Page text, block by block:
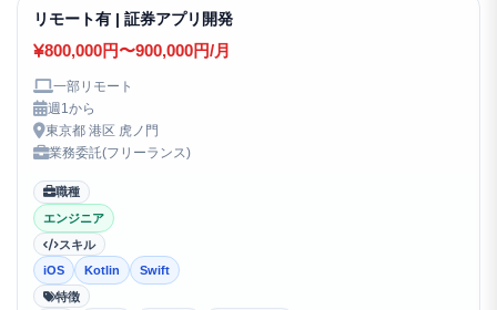
リモート有 | 証券アプリ開発
800,000円〜900,000円/月
一部リモート
週1から
東京都 港区 虎ノ門
業務委託(フリーランス)
職種
エンジニア
スキル
iOS
Kotlin
Swift
特徴